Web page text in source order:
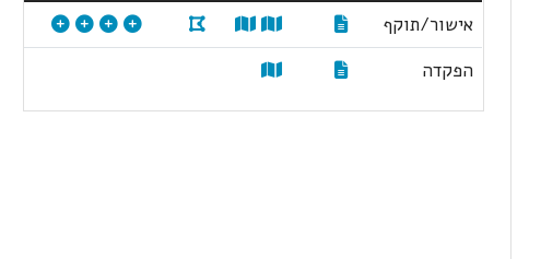
אישור/תוקף
הפקדה